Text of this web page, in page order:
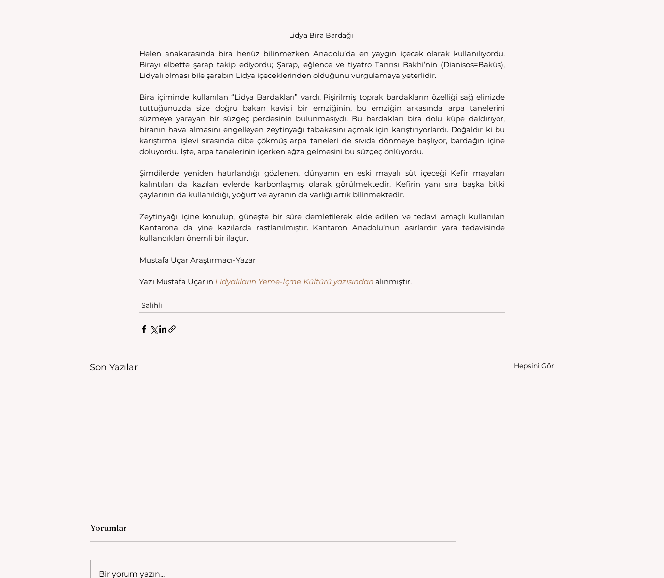
Lidya Bira Bardağı
Helen anakarasında bira henüz bilinmezken Anadolu’da en yaygın içecek olarak kullanılıyordu.
Birayı elbette şarap takip ediyordu; Şarap, eğlence ve tiyatro Tanrısı Bakhi’nin (Dianisos=Baküs),
Lidyalı olması bile şarabın Lidya içeceklerinden olduğunu vurgulamaya yeterlidir.
Bira içiminde kullanılan “Lidya Bardakları” vardı. Pişirilmiş toprak bardakların özelliği sağ elinizde
tuttuğunuzda size doğru bakan kavisli bir emziğinin, bu emziğin arkasında arpa tanelerini
süzmeye yarayan bir süzgeç perdesinin bulunmasıydı. Bu bardakları bira dolu küpe daldırıyor,
biranın hava almasını engelleyen zeytinyağı tabakasını açmak için karıştırıyorlardı. Doğaldır ki bu
karıştırma işlevi sırasında dibe çökmüş arpa taneleri de sıvıda dönmeye başlıyor, bardağın içine
doluyordu. İşte, arpa tanelerinin içerken ağza gelmesini bu süzgeç önlüyordu.
Şimdilerde yeniden hatırlandığı gözlenen, dünyanın en eski mayalı süt içeceği Kefir mayaları
kalıntıları da kazılan evlerde karbonlaşmış olarak görülmektedir. Kefirin yanı sıra başka bitki
çaylarının da kullanıldığı, yoğurt ve ayranın da varlığı artık bilinmektedir.
Zeytinyağı içine konulup, güneşte bir süre demletilerek elde edilen ve tedavi amaçlı kullanılan
Kantarona da yine kazılarda rastlanılmıştır. Kantaron Anadolu’nun asırlardır yara tedavisinde
kullandıkları önemli bir ilaçtır.
Mustafa Uçar Araştırmacı-Yazar
Yazı Mustafa Uçar'ın Lidyalıların Yeme-İçme Kültürü yazısından alınmıştır.
Salihli
Son Yazılar Hepsini Gör
Yorumlar
Bir yorum yazın...